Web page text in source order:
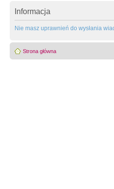
Informacja
Nie masz uprawnień do wysłania
Strona główna